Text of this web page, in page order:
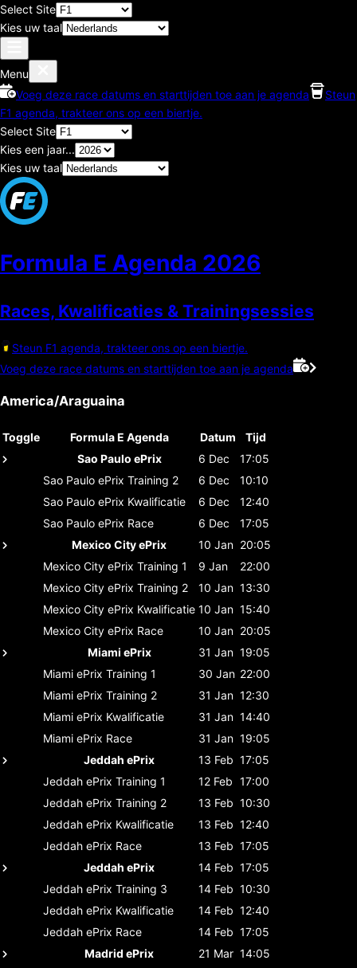
Select Site
Kies uw taal
Menu
Voeg deze race datums en starttijden toe aan je agenda
Steun
F1 agenda, trakteer ons op een biertje.
Select Site
Kies een jaar...
Kies uw taal
Formula E Agenda 2026
Races, Kwalificaties & Trainingsessies
Steun F1 agenda, trakteer ons op een biertje.
Voeg deze race datums en starttijden toe aan je agenda
America/Araguaina
Toggle Formula E Agenda Datum
Tijd
Sao Paulo ePrix
6 Dec
17:05
Sao Paulo ePrix Training 2 6 Dec
10:10
Sao Paulo ePrix Kwalificatie 6 Dec
12:40
Sao Paulo ePrix Race 6 Dec
17:05
Mexico City ePrix
10 Jan 20:05
Mexico City ePrix Training 1 9 Jan
22:00
Mexico City ePrix Training 2 10 Jan 13:30
Mexico City ePrix Kwalificatie 10 Jan 15:40
Mexico City ePrix Race 10 Jan 20:05
Miami ePrix
31 Jan 19:05
Miami ePrix Training 1 30 Jan 22:00
Miami ePrix Training 2 31 Jan 12:30
Miami ePrix Kwalificatie 31 Jan 14:40
Miami ePrix Race 31 Jan 19:05
Jeddah ePrix
13 Feb 17:05
Jeddah ePrix Training 1 12 Feb 17:00
Jeddah ePrix Training 2 13 Feb 10:30
Jeddah ePrix Kwalificatie 13 Feb 12:40
Jeddah ePrix Race 13 Feb 17:05
Jeddah ePrix
14 Feb 17:05
Jeddah ePrix Training 3 14 Feb 10:30
Jeddah ePrix Kwalificatie 14 Feb 12:40
Jeddah ePrix Race 14 Feb 17:05
Madrid ePrix
21 Mar 14:05